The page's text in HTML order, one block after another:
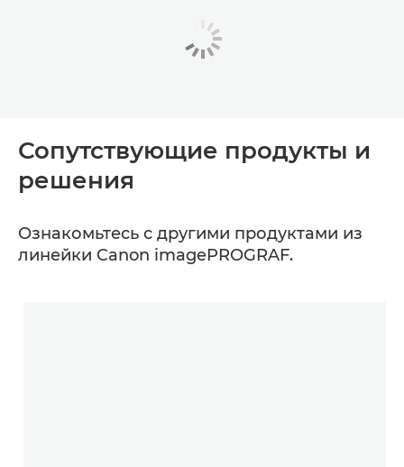
Сопутствующие продукты и
решения
Ознакомьтесь с другими продуктами из
линейки Canon imagePROGRAF.